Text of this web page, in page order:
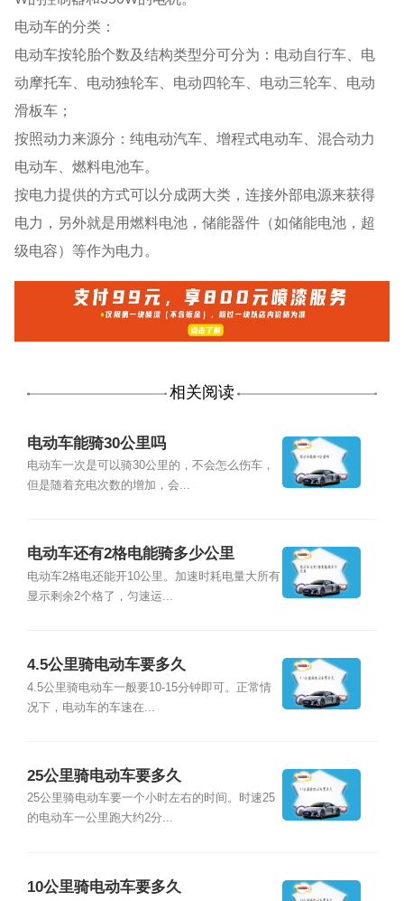
电动车的分类：
电动车按轮胎个数及结构类型分可分为：电动自行车、电
动摩托车、电动独轮车、电动四轮车、电动三轮车、电动
滑板车；
按照动力来源分：纯电动汽车、增程式电动车、混合动力
电动车、燃料电池车。
按电力提供的方式可以分成两大类，连接外部电源来获得
电力，另外就是用燃料电池，储能器件（如储能电池，超
级电容）等作为电力。
相关阅读
电动车能骑30公里吗
电动车一次是可以骑30公里的，不会怎么伤车，
但是随着充电次数的增加，会...
电动车还有2格电能骑多少公里
电动车2格电还能开10公里。加速时耗电量大所有
显示剩余2个格了，匀速运...
4.5公里骑电动车要多久
4.5公里骑电动车一般要10-15分钟即可。正常情
况下，电动车的车速在...
25公里骑电动车要多久
25公里骑电动车要一个小时左右的时间。时速25
的电动车一公里跑大约2分...
10公里骑电动车要多久